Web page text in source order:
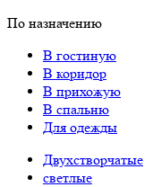
По назначению
В гостиную
В коридор
В прихожую
В спальню
Для одежды
Двухстворчатые
светлые